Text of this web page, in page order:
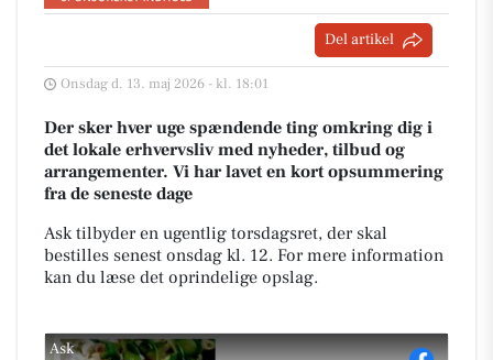
Del artikel
Onsdag d. 13. maj 2026 - kl. 18:01
Der sker hver uge spændende ting omkring dig i
det lokale erhvervsliv med nyheder, tilbud og
arrangementer. Vi har lavet en kort opsummering
fra de seneste dage
Ask tilbyder en ugentlig torsdagsret, der skal
bestilles senest onsdag kl. 12. For mere information
kan du læse det oprindelige opslag.
Ask